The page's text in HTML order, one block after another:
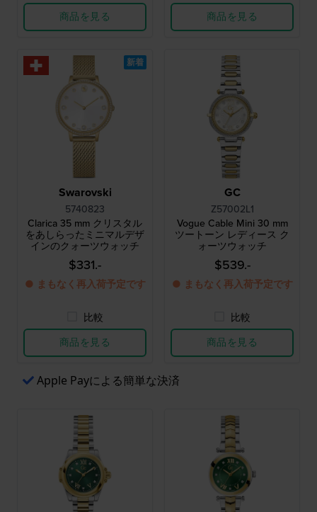
商品を見る
商品を見る
Swarovski
5740823
Clarica 35 mm クリスタル
をあしらったミニマルデザ
インのクォーツウォッチ
$331.-
● まもなく再入荷予定です
比較
商品を見る
新着
GC
Z57002L1
Vogue Cable Mini 30 mm
ツートーン レディース ク
ォーツウォッチ
$539.-
● まもなく再入荷予定です
比較
商品を見る
Apple Payによる簡単な決済